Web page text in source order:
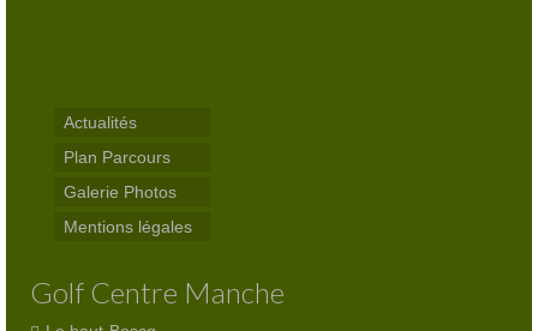
Comité directeur – Association Golf Centre
Manche
Contact
Abonnés
Actualités
Plan Parcours
Galerie Photos
Mentions légales
Golf Centre Manche